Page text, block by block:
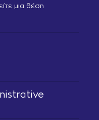
μια θέση